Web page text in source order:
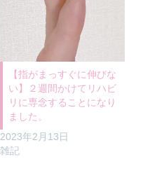
【指がまっすぐに伸びな
い】２週間かけてリハビ
リに専念することになり
ました。
2023年2月13日
雑記